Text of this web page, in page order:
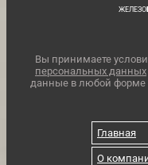
Вы принимаете
персональных данных
данные в любой форме
Главная
О